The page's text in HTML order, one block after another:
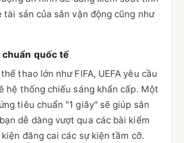
tài sản của sân vận động cũng như
quốc tế
thao lớn như FIFA, UEFA yêu cầu
hệ thống chiếu sáng khẩn cấp. Một
tiêu chuẩn "1 giây" sẽ giúp sân
dễ dàng vượt qua các bài kiểm
đăng cai các sự kiện tầm cỡ.